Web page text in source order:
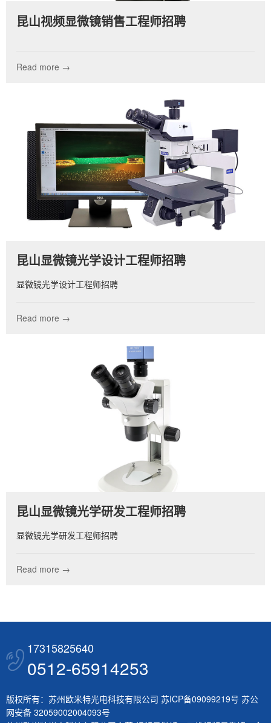
昆山视频显微镜销售工程师招聘
Read more →
昆山显微镜光学设计工程师招聘
显微镜光学设计工程师招聘
Read more →
昆山显微镜光学研发工程师招聘
显微镜光学研发工程师招聘
Read more →
17315825640
0512-65914253
版权所有：苏州欧米特光电科技有限公司 苏ICP备09099219号 苏公
网安备 32059002004093号